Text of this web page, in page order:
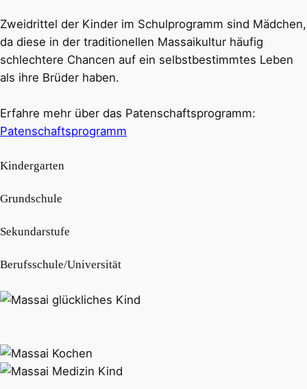
Zweidrittel der Kinder im Schulprogramm sind Mädchen,
da diese in der traditionellen Massaikultur häufig
schlechtere Chancen auf ein selbstbestimmtes Leben
als ihre Brüder haben.
Erfahre mehr über das Patenschaftsprogramm:
Patenschaftsprogramm
Kindergarten
Grundschule
Sekundarstufe
Berufsschule/Universität